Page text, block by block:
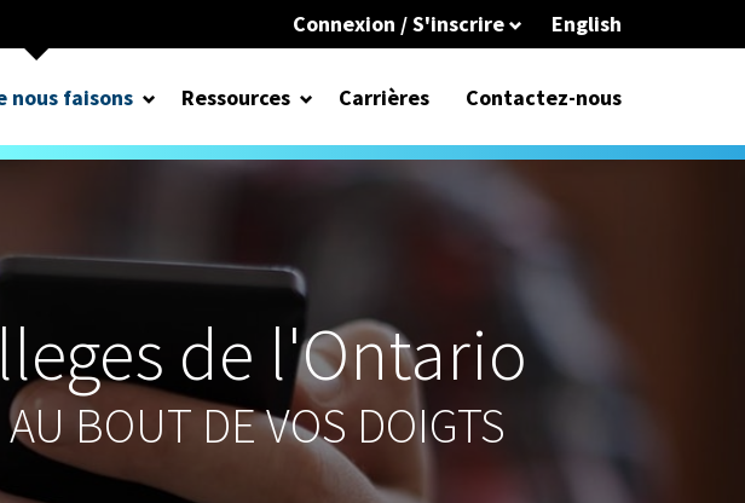
Connexion / S'inscrire English
nous faisons Ressources Carrières Contactez-nous
de l'Ontario
BOUT DE VOS DOIGTS